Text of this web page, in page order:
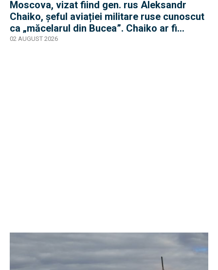
Moscova, vizat fiind gen. rus Aleksandr
Chaiko, șeful aviației militare ruse cunoscut
ca „măcelarul din Bucea”. Chaiko ar fi
supraviețuit
02 AUGUST 2026